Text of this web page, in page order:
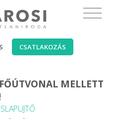
CSATLAKOZÁS
MELLETT